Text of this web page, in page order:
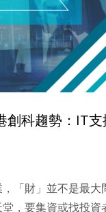
創科趨勢：IT
「財」並不是最大
，要集資或找投資